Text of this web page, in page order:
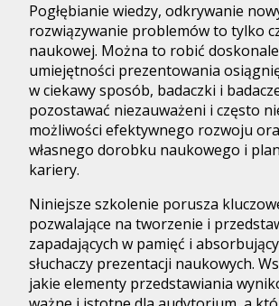
Pogłębianie wiedzy, odkrywanie
rozwiązywanie problemów to tylko
naukowej. Można to robić
umiejętności prezentowania
w ciekawy sposób, badaczki i
pozostawać niezauważeni i często
możliwości efektywnego rozwoju
własnego dorobku naukowego i
kariery.
Niniejsze szkolenie porusza
pozwalające na tworzenie i
zapadających w pamięć i
słuchaczy prezentacji naukowych.
jakie elementy przedstawiania